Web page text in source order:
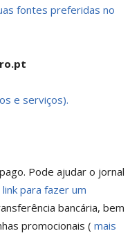
fontes preferidas no
e serviços).
Pode ajudar o jornal
link para fazer um
bancária, bem
promocionais ( mais